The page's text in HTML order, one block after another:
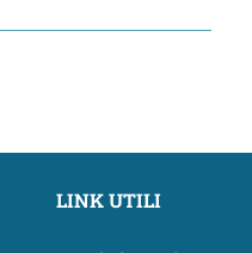
LINK UTILI